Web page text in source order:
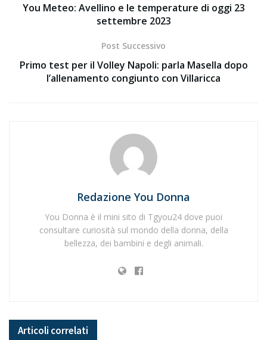
You Meteo: Avellino e le temperature di oggi 23
settembre 2023
Post Successivo
Primo test per il Volley Napoli: parla Masella dopo
l’allenamento congiunto con Villaricca
Redazione You Donna
You Donna è il mini sito di Tgyou24 dove puoi
consultare curiosità sul mondo della donna, della
bellezza, dei bambini e degli animali.
Articoli correlati